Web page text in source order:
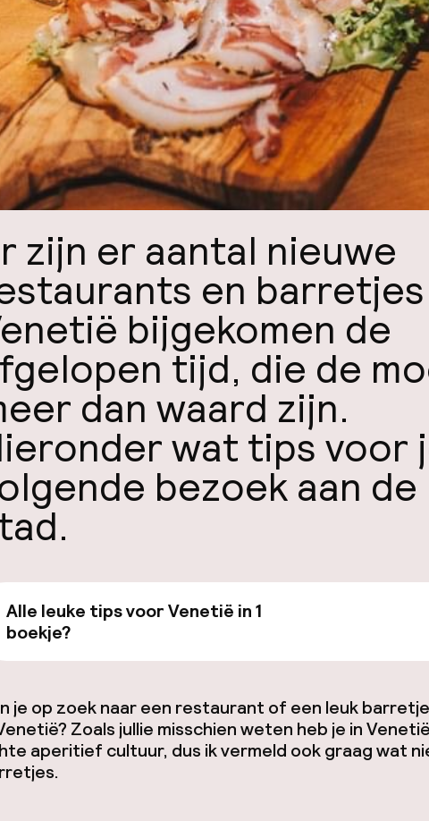
zijn er aantal nieuwe
en
bijgekomen de
tijd, die de
dan waard zijn.
wat tips voor
bezoek aan de
Alle leuke tips voor Venetië in 1
boekje?
je op zoek naar een restaurant of een leuk
Zoals jullie misschien weten heb je in
aperitief cultuur, dus ik vermeld ook graag wat